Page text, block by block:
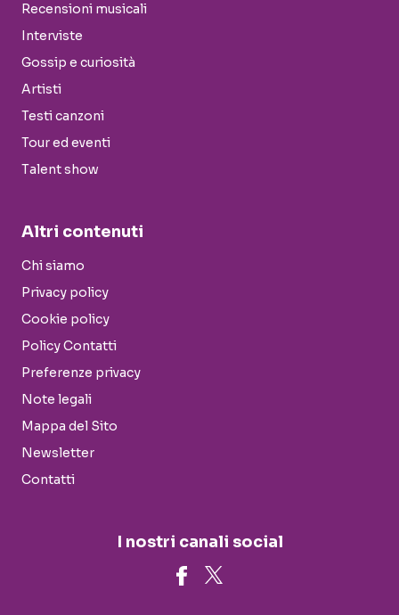
Recensioni musicali
Interviste
Gossip e curiosità
Artisti
Testi canzoni
Tour ed eventi
Talent show
Altri contenuti
Chi siamo
Privacy policy
Cookie policy
Policy Contatti
Preferenze privacy
Note legali
Mappa del Sito
Newsletter
Contatti
I nostri canali social